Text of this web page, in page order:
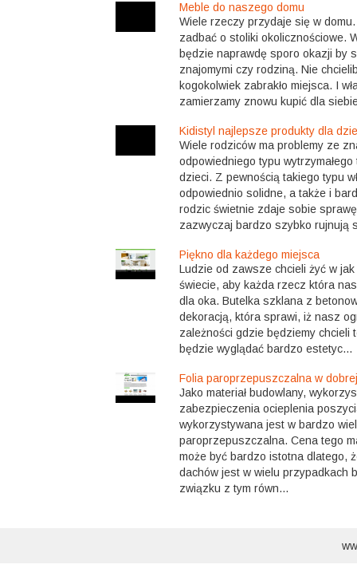
Meble do naszego domu
Wiele rzeczy przydaje się w
zadbać o stoliki okolicznościowe.
będzie naprawdę sporo okazji by
znajomymi czy rodziną. Nie
kogokolwiek zabrakło miejsca. I
zamierzamy znowu kupić dla
Kidistyl najlepsze produkty dla
Wiele rodziców ma problemy ze
odpowiedniego typu
dzieci. Z pewnością takiego typu
odpowiednio solidne, a także i
rodzic świetnie zdaje sobie
zazwyczaj bardzo szybko rujnują
Piękno dla każdego miejsca
Ludzie od zawsze chcieli żyć w
świecie, aby każda rzecz która
dla oka. Butelka szklana z
dekoracją, która sprawi, iż nasz
zależności gdzie będziemy chcieli
będzie wyglądać bardzo estetyc...
Folia paroprzepuszczalna w
Jako materiał budowlany,
zabezpieczenia ocieplenia
wykorzystywana jest w bardzo
paroprzepuszczalna. Cena tego
może być bardzo istotna dlatego,
dachów jest w wielu przypadkach
związku z tym równ...